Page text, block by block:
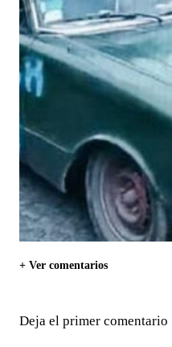
+ Ver comentarios
Deja el primer comentario